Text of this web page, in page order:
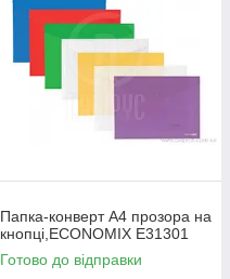
Папка-конверт А4 прозора на
кнопці,ECONOMIX E31301
Готово до відправки